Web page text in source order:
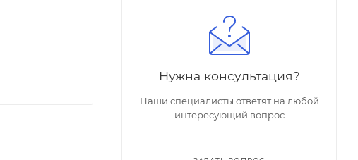
Нужна консультация?
Наши специалисты ответят на любой
интересующий вопрос